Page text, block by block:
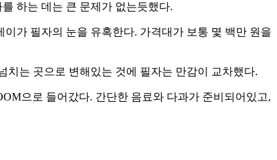
하는 데는 큰 문제가 없는듯했다.
가 필자의 눈을 유혹한다. 가격대가 보통 몇 백만 원을
치는 곳으로 변해있는 것에 필자는 만감이 교차했다.
으로 들어갔다. 간단한 음료와 다과가 준비되어있고,